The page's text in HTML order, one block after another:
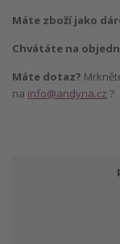
Máte zboží jako
Chvátáte na
Máte dotaz?
na info@andyna.cz ?